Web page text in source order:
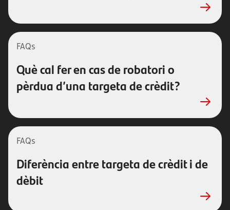
FAQs
Què cal fer en cas de robatori o
pèrdua d’una targeta de crèdit?
FAQs
Diferència entre targeta de crèdit i de
dèbit